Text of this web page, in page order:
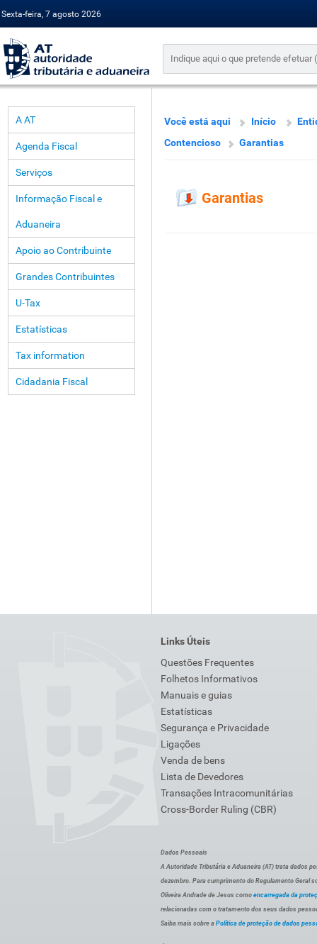
Sexta-feira, 7 agosto 2026
A AT
Agenda Fiscal
Serviços
Informação Fiscal e
Aduaneira
Apoio ao Contribuinte
Grandes Contribuintes
U-Tax
Estatísticas
Tax information
Cidadania Fiscal
Você está aqui Início
Contencioso
Garantias
Garantias
Links Úteis
Questões Frequentes
Folhetos Informativos
Manuais e guias
Estatísticas
Segurança e Privacidade
Ligações
Venda de bens
Lista de Devedores
Transações Intracomunitárias
Cross-Border Ruling (CBR)
Dados Pessoais
A Autoridade Tributária e Aduaneira (AT) trata dados
dezembro. Para cumprimento do Regulamento Geral
Oliveira Andrade de Jesus como encarregada da
relacionadas com o tratamento dos seus dados
Saiba mais sobre a Política de proteção de dados